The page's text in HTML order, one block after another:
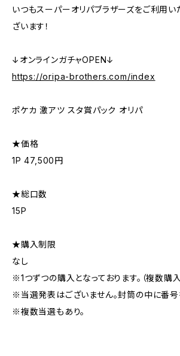
いつもスーパーオリパブラザーズをご利用い
ざいます！
↓オンラインガチャOPEN↓
https://oripa-brothers.com/index
ポケカ 激アツ スタ賞パック オリパ
★価格
1P 47,500円
★総口数
15P
★購入制限
なし
※1つずつの購入となっております。（複数購入
※当選発表はございません。封筒の中に番号
※複数当選もあり。